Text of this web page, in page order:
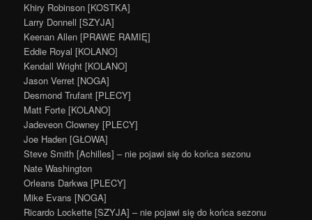
Khiry Robinson [KOSTKA]
Larry Donnell [SZYJA]
Keenan Allen [PRAWE RAMIĘ]
Eddie Royal [KOLANO]
Kendall Wright [KOLANO]
Jason Verret [NOGA]
Desmond Trufant [PLECY]
Matt Forte [KOLANO]
Jadeveon Clowney [PLECY]
Joe Haden [GŁOWA]
Steve Smith [Achilles] – nie pojawi się do końca sezonu
Nate Washington
Orleans Darkwa [PLECY]
Mike Evans [NOGA]
Ricardo Lockette [SZYJA] – nie pojawi się do końca sezonu